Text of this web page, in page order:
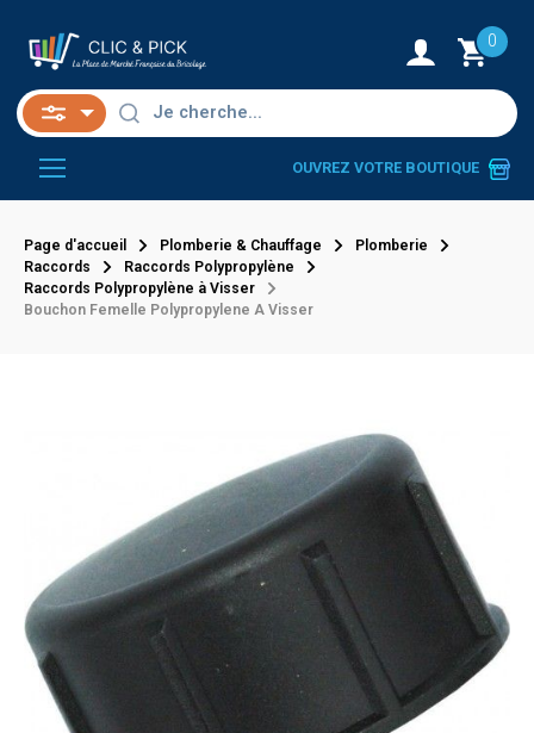
0
OUVREZ VOTRE BOUTIQUE
Page d'accueil Plomberie & Chauffage
Plomberie
Raccords
Raccords Polypropylène
Raccords Polypropylène à Visser
Bouchon Femelle Polypropylene A Visser